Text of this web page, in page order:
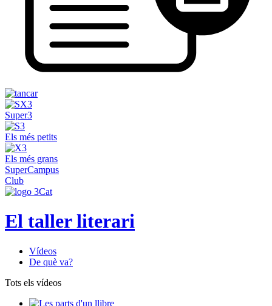
Super3
Els més petits
Els més grans
SuperCampus
Club
El taller literari
Vídeos
De què va?
Tots els vídeos